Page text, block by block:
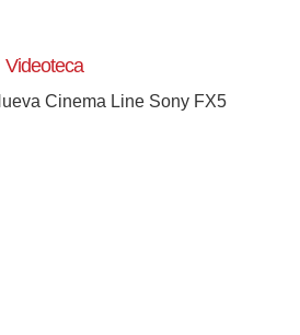
Videoteca
Cinema Line Sony FX5